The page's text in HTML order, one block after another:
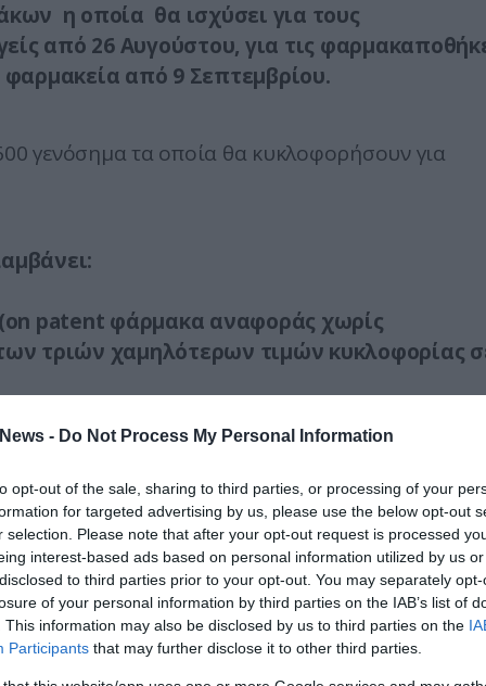
- Do Not Process My Personal Information
opt-out of the sale, sharing to third parties, or processing of your
for targeted advertising by us, please use the below opt-out
selection. Please note that after your opt-out request is processed
interest-based ads based on personal information utilized by us
to third parties prior to your opt-out. You may separately
of your personal information by third parties on the IAB’s list of
This information may also be disclosed by us to third parties on the
Participants that may further disclose it to other third parties.
η οποία θα ισχύσει για τους
από 26 Αυγούστου, για τις
φαρμακεία από 9 Σεπτεμβρίου.
γενόσημα τα οποία θα κυκλοφορήσουν για
patent φάρμακα αναφοράς χωρίς
τριών χαμηλότερων τιμών κυκλοφορίας
αντιγράφων (γενοσήμων)
για πρώτη φορά στην Ελληνική
– πρωτοτύπων φαρμακευτικών
πρώτη φορά στην Ελληνική αγορά και τα
ή/και σπάνια νοσήματα.
μικρή μείωση των τιμών στα
φάρμακα. Η τιμολόγηση των νέων καινοτόμων